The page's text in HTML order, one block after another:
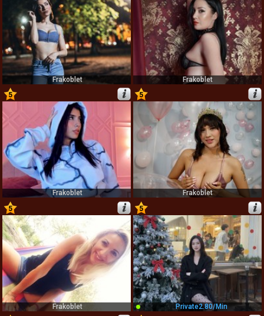
Frakoblet
Frakoblet
5
Frakoblet
5
Frakoblet
5
31
Frakoblet
5
32
Private2.80/min